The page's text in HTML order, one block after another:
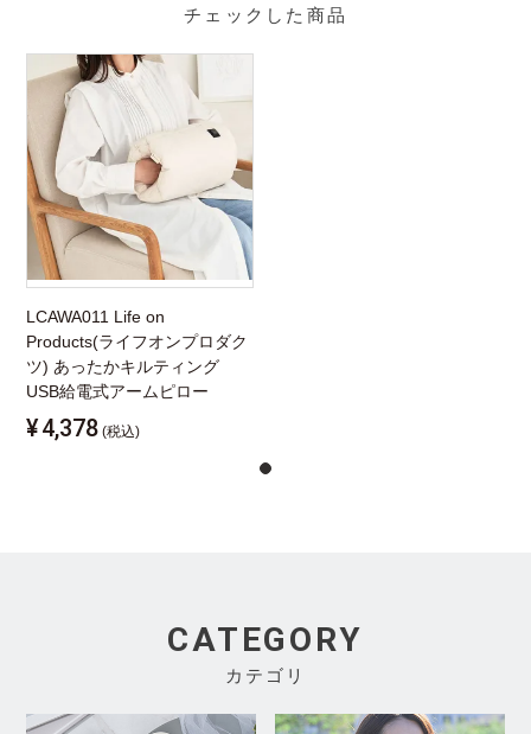
チェックした商品
LCAWA011 Life on
Products(ライフオンプロダク
ツ) あったかキルティング
USB給電式アームピロー
¥4,378 (税込)
CATEGORY
カテゴリ